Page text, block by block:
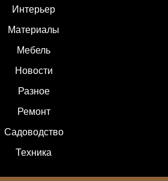
Интерьер
Материалы
Мебель
Новости
Разное
Ремонт
Садоводство
Техника